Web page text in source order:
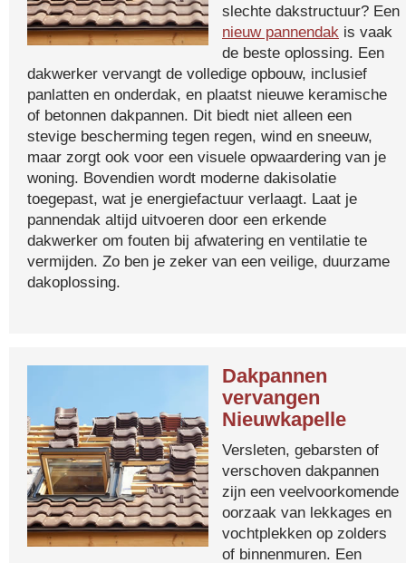
slechte dakstructuur? Een
nieuw pannendak is vaak
de beste oplossing. Een
dakwerker vervangt de volledige opbouw, inclusief
panlatten en onderdak, en plaatst nieuwe keramische
of betonnen dakpannen. Dit biedt niet alleen een
stevige bescherming tegen regen, wind en sneeuw,
maar zorgt ook voor een visuele opwaardering van je
woning. Bovendien wordt moderne dakisolatie
toegepast, wat je energiefactuur verlaagt. Laat je
pannendak altijd uitvoeren door een erkende
dakwerker om fouten bij afwatering en ventilatie te
vermijden. Zo ben je zeker van een veilige, duurzame
dakoplossing.
Dakpannen
vervangen
Nieuwkapelle
Versleten, gebarsten of
verschoven dakpannen
zijn een veelvoorkomende
oorzaak van lekkages en
vochtplekken op zolders
of binnenmuren. Een